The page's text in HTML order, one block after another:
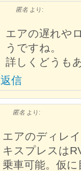
匿名 より:
エアの遅れや
うですね。
詳しくどうも
返信
匿名 より:
エアのディレ
キスプレスは
乗車可能。仮